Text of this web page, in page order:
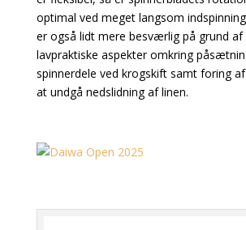
optimal ved meget langsom
er også lidt mere besværlig på grund af
lavpraktiske aspekter omkring
spinnerdele ved krogskift samt foring
at undgå nedslidning af linen.